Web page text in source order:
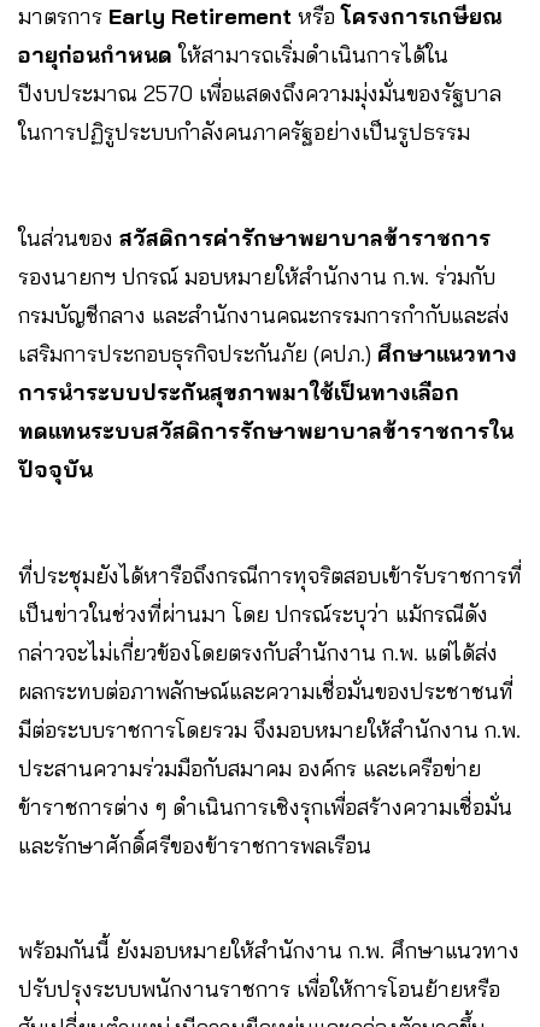
มาตรการ Early Retirement หรือโครงการเกษียณ
อายุก่อนกำหนดให้สามารถเริ่มดำเนินการได้ใน
ปีงบประมาณ 2570 เพื่อแสดงถึงความมุ่งมั่นของรัฐบาล
ในการปฏิรูประบบกำลังคนภาครัฐอย่างเป็นรูปธรรม
ในส่วนของ สวัสดิการค่ารักษาพยาบาลข้าราชการ
รองนายกฯ ปกรณ์ มอบหมายให้สำนักงาน ก.พ. ร่วมกับ
กรมบัญชีกลาง และสำนักงานคณะกรรมการกำกับและส่ง
เสริมการประกอบธุรกิจประกันภัย (คปภ.) ศึกษาแนวทาง
การนำระบบประกันสุขภาพมาใช้เป็นทางเลือก
ทดแทนระบบสวัสดิการรักษาพยาบาลข้าราชการใน
ปัจจุบัน
ที่ประชุมยังได้หารือถึงกรณีการทุจริตสอบเข้ารับราชการที่
เป็นข่าวในช่วงที่ผ่านมา โดย ปกรณ์ระบุว่า แม้กรณีดัง
กล่าวจะไม่เกี่ยวข้องโดยตรงกับสำนักงาน ก.พ. แต่ได้ส่ง
ผลกระทบต่อภาพลักษณ์และความเชื่อมั่นของประชาชนที่
มีต่อระบบราชการโดยรวม จึงมอบหมายให้สำนักงาน ก.พ.
ประสานความร่วมมือกับสมาคม องค์กร และเครือข่าย
ข้าราชการต่าง ๆ ดำเนินการเชิงรุกเพื่อสร้างความเชื่อมั่น
และรักษาศักดิ์ศรีของข้าราชการพลเรือน
พร้อมกันนี้ ยังมอบหมายให้สำนักงาน ก.พ. ศึกษาแนวทาง
ปรับปรุงระบบพนักงานราชการ เพื่อให้การโอนย้ายหรือ